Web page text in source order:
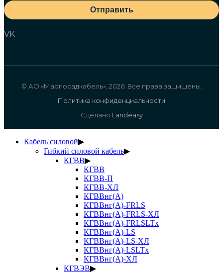
Отправить
VK
© АО «Марпосадкабель», 2026. Все права защищены.
Политика конфиденциальности
Сделано Landeasy
Кабель силовой▶
Гибкий силовой кабель▶
КГВВ▶
КГВВ
КГВВ-П
КГВВ-ХЛ
КГВВнг(А)
КГВВнг(А)-FRLS
КГВВнг(А)-FRLS-ХЛ
КГВВнг(А)-FRLSLTx
КГВВнг(А)-LS
КГВВнг(А)-LS-ХЛ
КГВВнг(А)-LSLTx
КГВВнг(А)-ХЛ
КГВЭВ▶